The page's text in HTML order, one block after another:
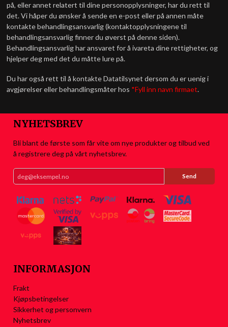
på, eller annet relatert til dine personopplysninger, har du rett til
det. Vi håper du ønsker å sende en e-post eller på annen måte
kontakte behandlingsansvarlig (kontaktopplysningene til
behandlingsansvarlig finner du øverst på denne siden).
Behandlingsansvarlig har ansvaret for å ivareta dine rettigheter, og
hjelper deg med det du måtte lure på.
Du har også rett til å kontakte Datatilsynet dersom du er uenig i
avgjørelser eller behandlingsmåter hos *Fyll inn navn firmaet.
NYHETSBREV
Bli blant de første som får vite om nye produkter og tilbud ved
å registrere deg på vårt nyhetsbrev.
INFORMASJON
Frakt
Kjøpsbetingelser
Sikkerhet og personvern
Nyhetsbrev